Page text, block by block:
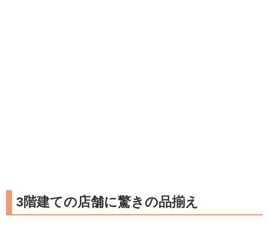
3階建ての店舗に驚きの品揃え